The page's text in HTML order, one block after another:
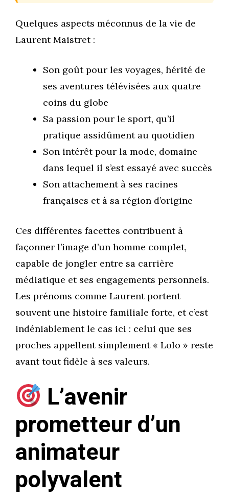
Quelques aspects méconnus de la vie de
Laurent Maistret :
Son goût pour les voyages, hérité de
ses aventures télévisées aux quatre
coins du globe
Sa passion pour le sport, qu’il
pratique assidûment au quotidien
Son intérêt pour la mode, domaine
dans lequel il s’est essayé avec succès
Son attachement à ses racines
françaises et à sa région d’origine
Ces différentes facettes contribuent à
façonner l’image d’un homme complet,
capable de jongler entre sa carrière
médiatique et ses engagements personnels.
Les prénoms comme Laurent portent
souvent une histoire familiale forte, et c’est
indéniablement le cas ici : celui que ses
proches appellent simplement « Lolo » reste
avant tout fidèle à ses valeurs.
L’avenir
prometteur d’un
animateur
polyvalent